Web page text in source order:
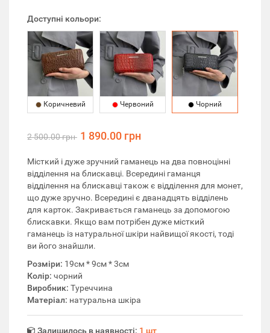
Доступні кольори:
Коричневий Червоний Чорний
2 500.00 грн 1 890.00 грн
Місткий і дуже зручний гаманець на два повноцінні
відділення на блискавці. Всередині гаманця
відділення на блискавці також є відділення для монет,
що дуже зручно. Всередині є дванадцять відділень
для карток. Закривається гаманець за допомогою
блискавки. Якщо вам потрібен дуже місткий
гаманець із натуральної шкіри найвищої якості, тоді
ви його знайшли.
Розміри: 19см * 9см * 3см
Колір: чорний
Виробник: Туреччина
Матеріал: натуральна шкіра
Залишилось в наявності: 1 шт